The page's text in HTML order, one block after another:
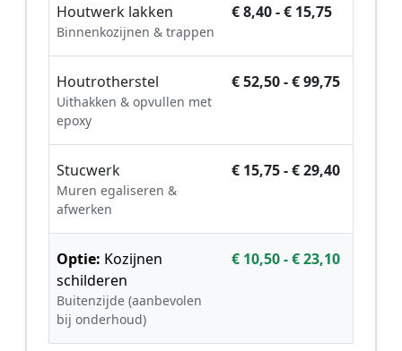
Houtwerk lakken
Binnenkozijnen & trappen
€ 8,40 - € 15,75
Houtrotherstel
Uithakken & opvullen met
epoxy
€ 52,50 - € 99,75
Stucwerk
Muren egaliseren &
afwerken
€ 15,75 - € 29,40
Optie: Kozijnen
schilderen
Buitenzijde (aanbevolen
bij onderhoud)
€ 10,50 - € 23,10